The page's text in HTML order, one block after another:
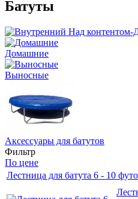
Батуты
Домашние
Выносные
Аксессуары для батутов
Фильтр
По цене
Лестница для батута 6 - 10